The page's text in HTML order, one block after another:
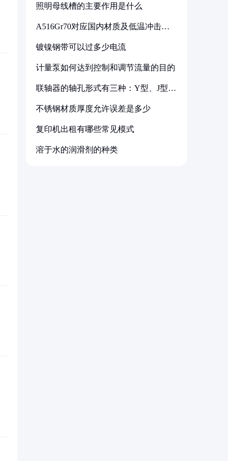
照明母线槽的主要作用是什么
A516Gr70对应国内材质及低温冲击要
镀镍钢带可以过多少电流
计量泵如何达到控制和调节流量的目的
联轴器的轴孔形式有三种：Y型、J型、
不锈钢材质厚度允许误差是多少
复印机出租有哪些常见模式
溶于水的润滑剂的种类